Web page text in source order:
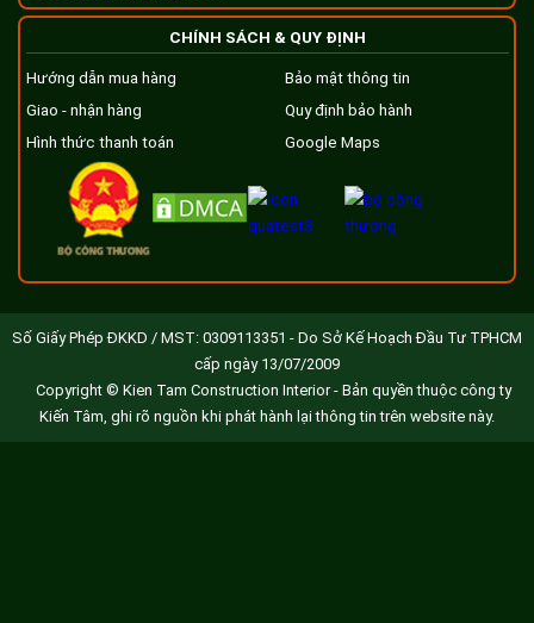
CHÍNH SÁCH & QUY ĐỊNH
Hướng dẫn mua hàng
Giao - nhận hàng
Hình thức thanh toán
Bảo mật thông tin
Quy định bảo hành
Google Maps
Số Giấy Phép ĐKKD / MST: 0309113351 - Do Sở Kế Hoạch Đầu Tư TPHCM
cấp ngày 13/07/2009
Copyright © Kien Tam Construction Interior - Bản quyền thuộc công ty
Kiến Tâm, ghi rõ nguồn khi phát hành lại thông tin trên website này.